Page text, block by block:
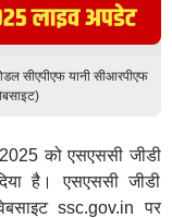
सीएपीएफ यानी सीआरपीएफ
को एसएससी जीडी
है। एसएससी जीडी
ssc.gov.in पर